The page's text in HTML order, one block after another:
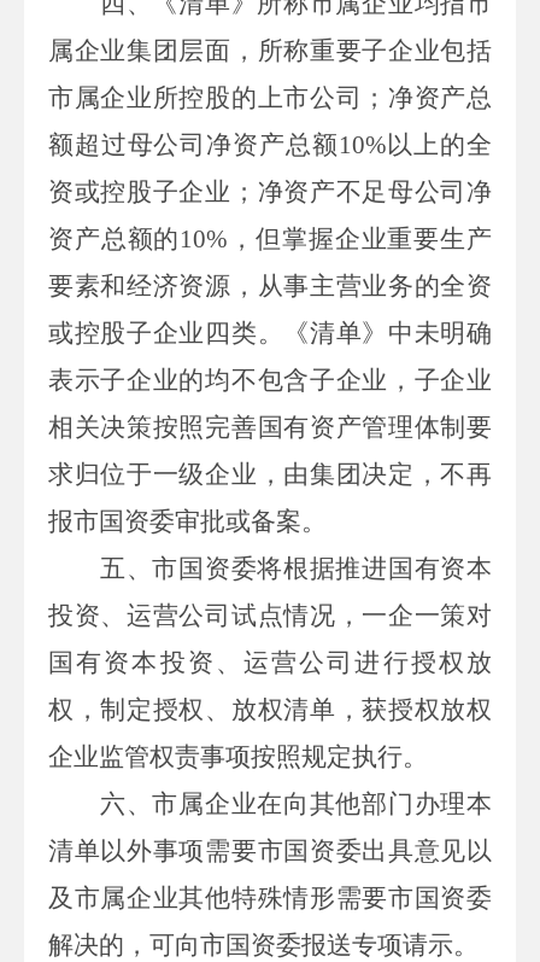
属企业集团层面，所称重要子企业包括
市属企业所控股的上市公司；净资产总
额超过母公司净资产总额10%以上的全
资或控股子企业；净资产不足母公司净
资产总额的10% ，但掌握企业重要生产
要素和经济资源，从事主营业务的全资
或控股子企业四类。
《清单》 中未明确
表示子企业的均不包含子企业，子企业
相关决策按照完善国有资产管理体制要
求归位于一级企业， 由集团决定 ，不再
报市国资委审批或备案。
五、市国资委将根据推进国有资本
投资、运营公司试点情况，一企一策对
国有资本投资、运营公司进行授权放
权，制定授权、放权清单，获授权放权
企业监管权责事项按照规定执行。
六、市属企业在向其他部门办理本
清单以外事项需要市国资委出具意见以
及 市属企业其他特殊情形需要市国资委
解决的 ，可向市国资委报送专项请示。